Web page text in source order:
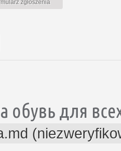
zgłoszenia
обувь для